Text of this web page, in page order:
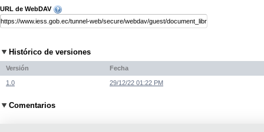
URL de WebDAV
Histórico de versiones
Versión Fecha
1.0 29/12/22 01:22 PM
Comentarios